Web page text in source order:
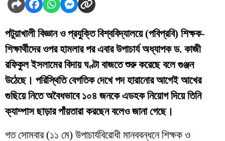
পটুয়াখালী বিজ্ঞান ও প্রযুক্তি বিশ্ববিদ্যালয়ে (পবিপ্রবি) শিক্ষক-
শিক্ষার্থীদের ওপর হামলার পর এবার উপাচার্য অধ্যাপক ড. কাজী
রফিকুল ইসলামের বিদায় ঘণ্টা বাজতে শুরু করেছে বলে গুঞ্জন
উঠেছে। পরিস্থিতি বেগতিক দেখে পদ হারানোর আগেই আখের
গুছিয়ে নিতে অবৈধভাবে ১০৪ জনকে এডহক নিয়োগ দিয়ে তিনি
ক্যাম্পাস ছাড়ার পাঁয়তারা করছেন বলেও জানা গেছে।
​গত সোমবার (১১ মে) উপাচার্যবিরোধী মানববন্ধনে শিক্ষক ও